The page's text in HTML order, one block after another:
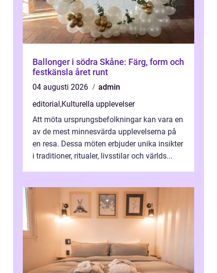
Ballonger i södra Skåne: Färg, form och
festkänsla året runt
04 augusti 2026
admin
editorial,Kulturella upplevelser
Att möta ursprungsbefolkningar kan vara en
av de mest minnesvärda upplevelserna på
en resa. Dessa möten erbjuder unika insikter
i traditioner, ritualer, livsstilar och världs...